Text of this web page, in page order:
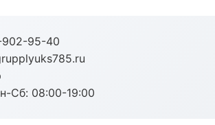
95-40
Сб: 08:00-19:00